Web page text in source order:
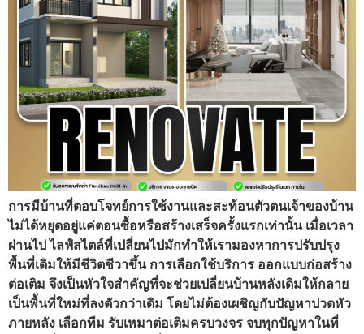
การมีบ้านที่ตอบโจทย์การใช้งานและสะท้อนตัวตนเจ้าของบ้าน
ไม่ได้หยุดอยู่แค่ตอนซื้อหรือสร้างเสร็จครั้งแรกเท่านั้น เมื่อเวลา
ผ่านไป ไลฟ์สไตล์ที่เปลี่ยนไปมักทำให้เรามองหาการปรับปรุง
พื้นที่เดิมให้มีชีวิตชีวาขึ้น การเลือกใช้บริการ ออกแบบก่อสร้าง
ต่อเติม จึงเป็นหัวใจสำคัญที่จะช่วยเปลี่ยนบ้านหลังเดิมให้กลาย
เป็นพื้นที่ใหม่ที่ลงตัวกว่าเดิม โดยไม่ต้องเผชิญกับปัญหาปวดหัว
ภายหลัง เลือกทีม รับเหมาต่อเติมครบวงจร จบทุกปัญหาในที่